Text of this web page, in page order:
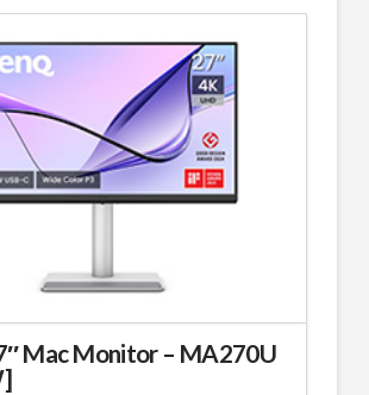
Mac Monitor – MA270U